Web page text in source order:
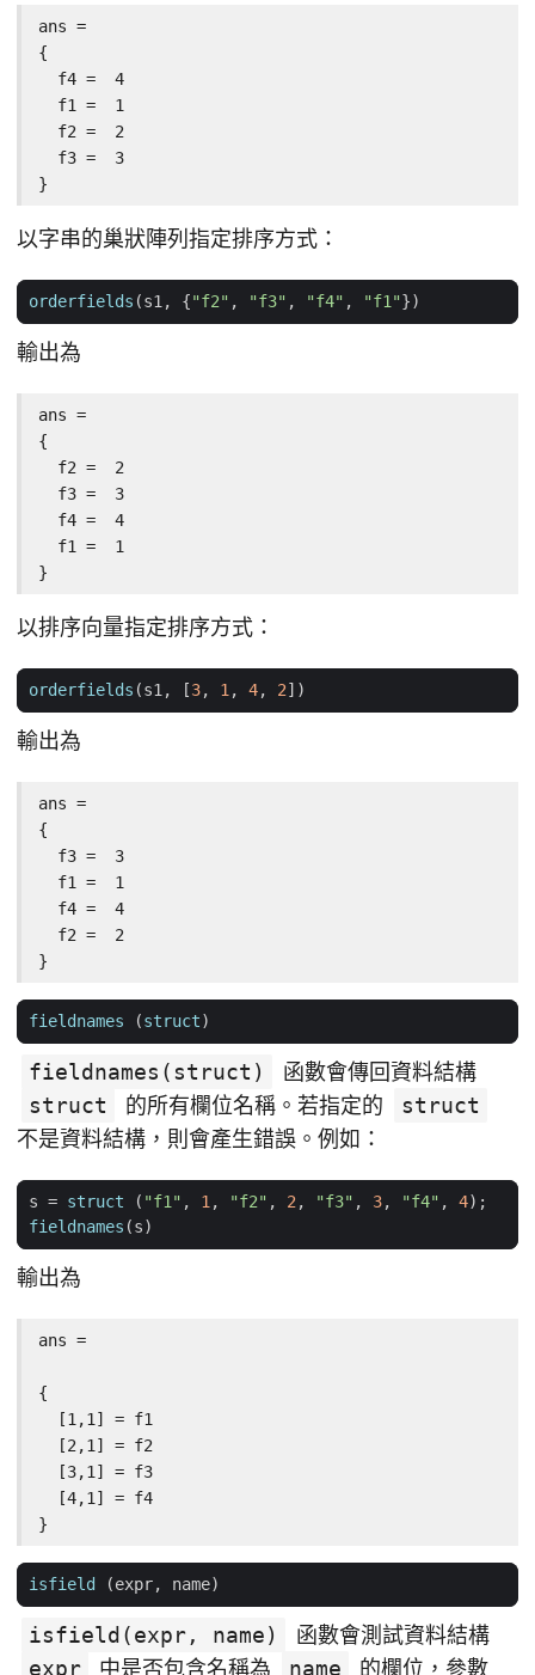
ans =
{
  f4 =  4
  f1 =  1
  f2 =  2
  f3 =  3
}
以字串的巢狀陣列指定排序方式：
orderfields (s1, {"f2" , "f3" , "f4" , "f1"})
輸出為
ans =
{
  f2 =  2
  f3 =  3
  f4 =  4
  f1 =  1
}
以排序向量指定排序方式：
orderfields (s1, [3, 1, 4, 2])
輸出為
ans =
{
  f3 =  3
  f1 =  1
  f4 =  4
  f2 =  2
}
fieldnames (struct)
fieldnames(struct)
函數會傳回資料結構
struct
的所有欄位名稱。若指定的
struct
不是資料結構，則會產生錯誤。例如：
s = struct ( "f1" , 1, "f2" , 2, "f3" , 3, "f4" , 4);
fieldnames (s)
輸出為
ans =
{
  [1,1] = f1
  [2,1] = f2
  [3,1] = f3
  [4,1] = f4
}
isfield (expr, name)
isfield(expr, name)
函數會測試資料結構
expr
中是否包含名稱為 name 的欄位，參數